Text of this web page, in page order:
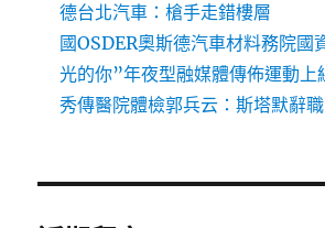
德台北汽車：槍手走錯樓層
國OSDER奧斯德汽車材料務院國
光的你”年夜型融媒體傳佈運動上
秀傳醫院體檢郭兵云：斯塔默辭